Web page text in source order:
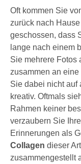
Oft kommen Sie
zurück nach
geschossen, dass
lange nach einem
Sie mehrere Fotos
zusammen an
Sie dabei nicht auf
kreativ. Oftmals
Rahmen keiner
verzaubern Sie
Erinnerungen als
Collagen dieser
zusammengestellt